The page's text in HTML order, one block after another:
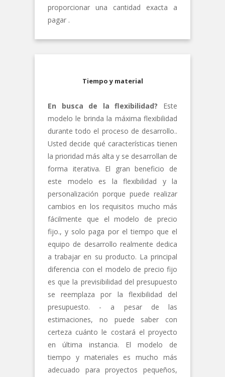
proporcionar una cantidad exacta a
pagar .
Tiempo y material
En busca de la flexibilidad? Este
modelo le brinda la máxima flexibilidad
durante todo el proceso de desarrollo..
Usted decide qué características tienen
la prioridad más alta y se desarrollan de
forma iterativa. El gran beneficio de
este modelo es la flexibilidad y la
personalización porque puede realizar
cambios en los requisitos mucho más
fácilmente que el modelo de precio
fijo., y solo paga por el tiempo que el
equipo de desarrollo realmente dedica
a trabajar en su producto. La principal
diferencia con el modelo de precio fijo
es que la previsibilidad del presupuesto
se reemplaza por la flexibilidad del
presupuesto. - a pesar de las
estimaciones, no puede saber con
certeza cuánto le costará el proyecto
en última instancia. El modelo de
tiempo y materiales es mucho más
adecuado para proyectos pequeños,